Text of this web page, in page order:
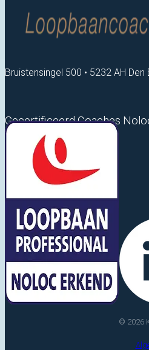
Bruistensingel 500 • 5232 AH Den
Gecertificeerd Coaches
© 2026